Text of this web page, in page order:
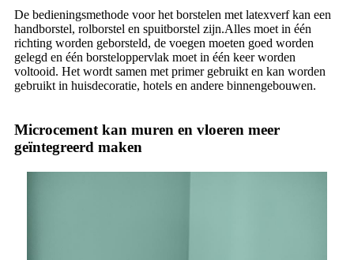
De bedieningsmethode voor het borstelen met latexverf kan een
handborstel, rolborstel en spuitborstel zijn.Alles moet in één
richting worden geborsteld, de voegen moeten goed worden
gelegd en één borsteloppervlak moet in één keer worden
voltooid. Het wordt samen met primer gebruikt en kan worden
gebruikt in huisdecoratie, hotels en andere binnengebouwen.
Microcement kan muren en vloeren meer
geïntegreerd maken